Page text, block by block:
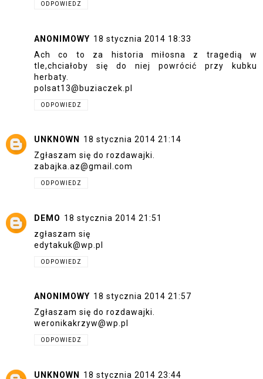
ODPOWIEDZ
ANONIMOWY 18 stycznia 2014 18:33
Ach co to za historia miłosna z tragedią w
tle,chciałoby się do niej powrócić przy kubku
herbaty.
polsat13@buziaczek.pl
ODPOWIEDZ
UNKNOWN
18 stycznia 2014 21:14
Zgłaszam się do rozdawajki.
zabajka.az@gmail.com
ODPOWIEDZ
DEMO 18 stycznia 2014 21:51
zgłaszam się
edytakuk@wp.pl
ODPOWIEDZ
ANONIMOWY 18 stycznia 2014 21:57
Zgłaszam się do rozdawajki.
weronikakrzyw@wp.pl
ODPOWIEDZ
UNKNOWN 18 stycznia 2014 23:44